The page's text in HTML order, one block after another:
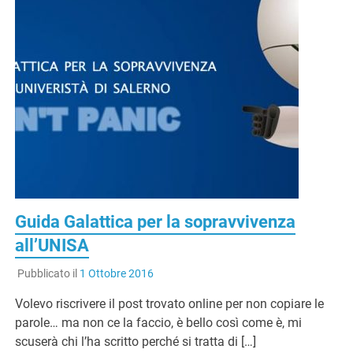
Guida Galattica per la sopravvivenza
all’UNISA
Pubblicato il 1 Ottobre 2016
Volevo riscrivere il post trovato online per non copiare le
parole… ma non ce la faccio, è bello così come è, mi
scuserà chi l’ha scritto perché si tratta di […]